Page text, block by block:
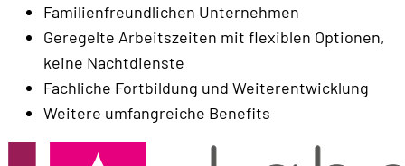
Familienfreundlichen Unternehmen
Geregelte Arbeitszeiten mit flexiblen Optionen,
keine Nachtdienste
Fachliche Fortbildung und Weiterentwicklung
Weitere umfangreiche Benefits